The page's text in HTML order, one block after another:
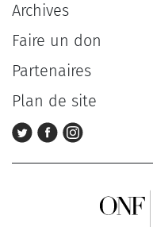
Archives
Faire un don
Partenaires
Plan de site